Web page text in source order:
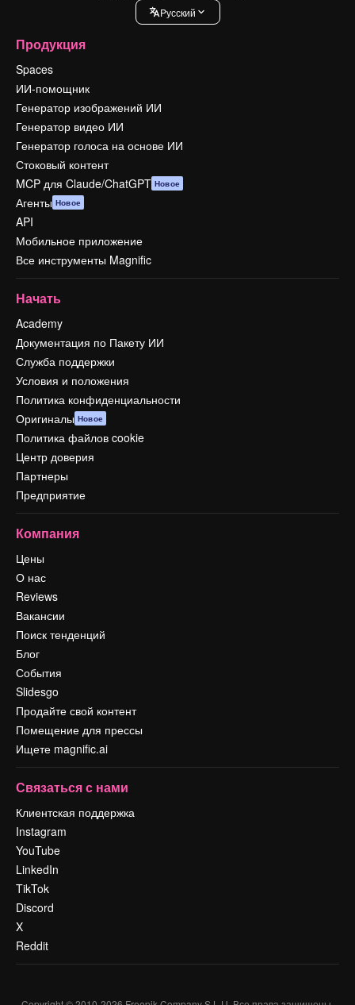
Pусский
Продукция
Spaces
ИИ-помощник
Генератор изображений ИИ
Генератор видео ИИ
Генератор голоса на основе ИИ
Стоковый контент
MCP для Claude/ChatGPT Новое
Агенты Новое
API
Мобильное приложение
Все инструменты Magnific
Начать
Academy
Документация по Пакету ИИ
Служба поддержки
Условия и положения
Политика конфиденциальности
Оригиналы Новое
Политика файлов cookie
Центр доверия
Партнеры
Предприятие
Компания
Цены
О нас
Reviews
Вакансии
Поиск тенденций
Блог
События
Slidesgo
Продайте свой контент
Помещение для прессы
Ищете magnific.ai
Связаться с нами
Клиентская поддержка
Instagram
YouTube
LinkedIn
TikTok
Discord
X
Reddit